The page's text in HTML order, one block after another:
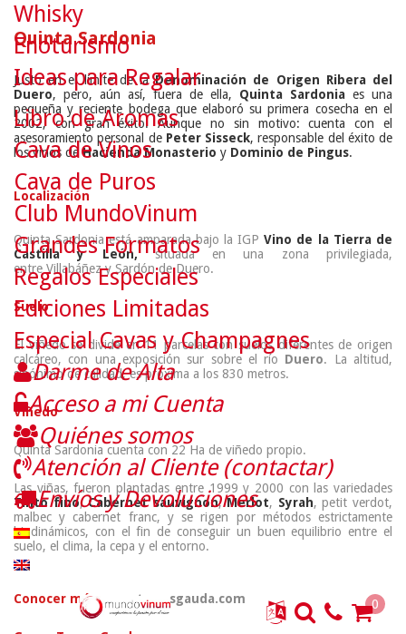
Quinta Sardonia
Justo en el límite de laDenominación de Origen Ribera del
Duero, pero, aún así, fuera de ella, Quinta Sardonia es una
pequeña y reciente bodega que elaboró su primera cosecha en el
2002, con gran éxito. Aunque no sin motivo: cuenta con el
asesoramiento personal de Peter Sisseck, responsable del éxito de
los vinos de Hacienda Monasterio y Dominio de Pingus.
Localización
Quinta Sardonia está amparada bajo la IGPVino de la Tierra de
Castilla y León,
situada en una zona privilegiada,
entre Villabáñez y Sardón de Duero.
Suelo
El viñedo se divide en 11 parcelas con suelos diferentes de origen
calcáreo, con una exposición sur sobre el río Duero. La altitud,
sinónimo de calidad, es próxima a los 830 metros.
Viñedo
Quinta Sardonia cuenta con 22 Ha de viñedo propio.
Las viñas, fueron plantadas entre 1999 y 2000 con las variedades
Tinto fino, Cabernet sauvignon, Merlot, Syrah, petit verdot,
malbec y cabernet franc, y se rigen por métodos estrictamente
biodinámicos, con el fin de conseguir un buen equilibrio entre el
suelo, el clima, la cepa y el entorno.
Conocer más: www.terrasgauda.com
Whisky
Enoturismo
Ideas para Regalar
Libro de Aromas
Cava de Vinos
Cava de Puros
Club MundoVinum
Grandes Formatos
Regalos Especiales
Ediciones Limitadas
Especial Cavas y Champagnes
Darme de Alta
Acceso a mi Cuenta
Quiénes somos
Atención al Cliente (contactar)
Envíos y Devoluciones
0